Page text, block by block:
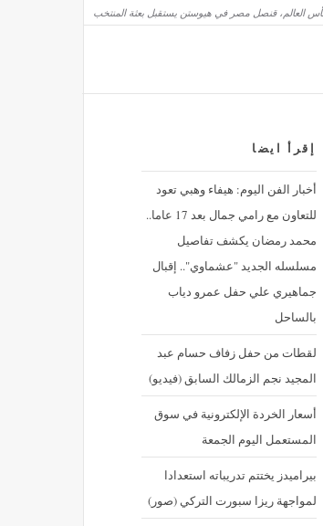
العالم، قنصل مصر في هيوستن يستقبل بعثة المنتخب
إقرأ ايضا
أخبار الفن اليوم: هيفاء وهبي تعود
للتعاون مع رامي جمال بعد 17 عاما..
محمد رمضان يكشف تفاصيل
مسلسله الجديد "عشماوي".. إقبال
جماهيري علي حفل عمرو دياب
بالساحل
لقطات من حفل زفاف حسام عبد
المجيد نجم الزمالك السابق (فيديو)
أسعار الخردة الإلكترونية في سوق
المستعمل اليوم الجمعة
بيراميدز يختتم تدريباته استعدادا
لمواجهة ريزا سبورت التركي (صور)